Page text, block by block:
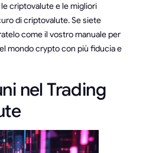
criptovalute e le migliori
di criptovalute. Se siete
come il vostro manuale per
mondo crypto con più fiducia e
nel Trading